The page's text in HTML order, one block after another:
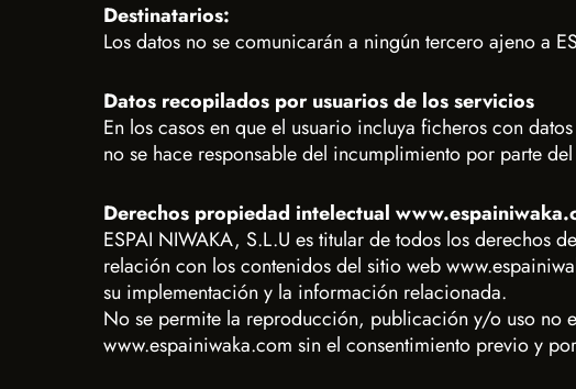
Destinatarios:
Los datos no se comunicarán a ningún tercero ajeno a
Datos recopilados por usuarios de los servicios
En los casos en que el usuario incluya ficheros con
no se hace responsable del incumplimiento por parte
Derechos propiedad intelectual
ESPAI NIWAKA, S.L.U es titular de todos los derechos
relación con los contenidos del sitio web
su implementación y la información relacionada.
No se permite la reproducción, publicación y/o uso no
www.espainiwaka.com sin el consentimiento previo y